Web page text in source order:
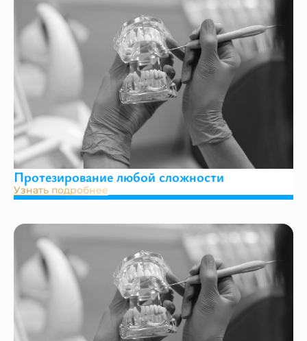
Протезирование любой сложности
Узнать подробнее